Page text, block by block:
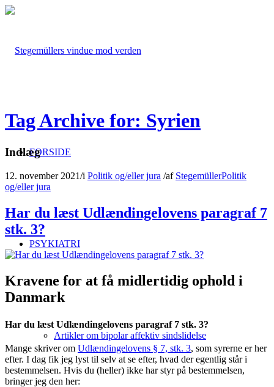
FORSIDE
PSYKIATRI
Artikler om bipolar affektiv sindslidelse
Tag Archive for: Syrien
Indlæg
12. november 2021/i Politik og/eller jura /af StegemüllerPolitik
og/eller jura
Har du læst Udlændingelovens paragraf 7
stk. 3?
Kravene for at få midlertidig ophold i
Danmark
Har du læst Udlændingelovens paragraf 7 stk. 3?
Mange skriver om Udlændingelovens § 7, stk. 3, som syrerne er her
efter. I dag fik jeg lyst til selv at se efter, hvad der egentlig står i
bestemmelsen. Hvis du (heller) ikke har styr på bestemmelsen,
bringer jeg den her: